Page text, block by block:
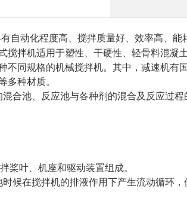
自动化程度高、搅拌质量好、效率高、
搅拌机适用于塑性、干硬性、轻骨料混凝
不同规格的机械搅拌机。其中，减速机有
多种材质。
合池、反应池与各种剂的混合及反应过程
叶、机座和驱动装置组成。
候在搅拌机的排液作用下产生流动循环